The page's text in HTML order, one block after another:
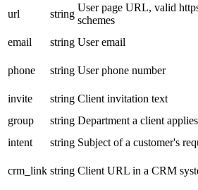
url
string
User page URL, valid
schemes
email
string User email
phone
string User phone number
invite
string Client invitation text
group
string Department a client
intent
string Subject of a customer's
crm_link string Client URL in a CRM